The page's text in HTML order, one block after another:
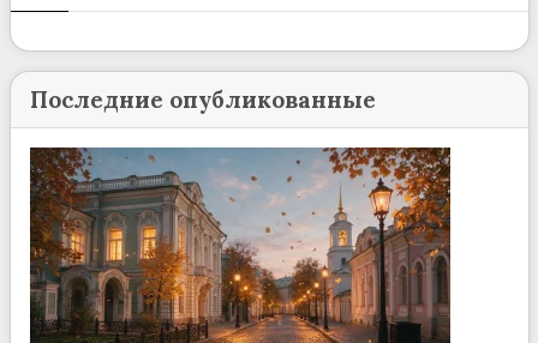
Последние опубликованные